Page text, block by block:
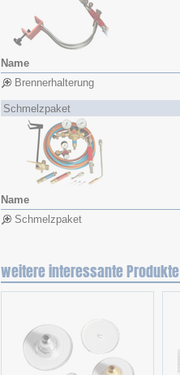
Name
Brennerhalterung
Schmelzpaket
Name
Schmelzpaket
weitere interessante Produkte